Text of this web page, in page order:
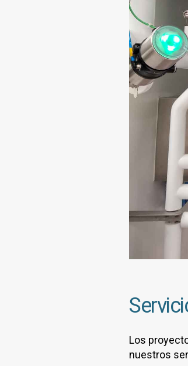
Los
nuestros